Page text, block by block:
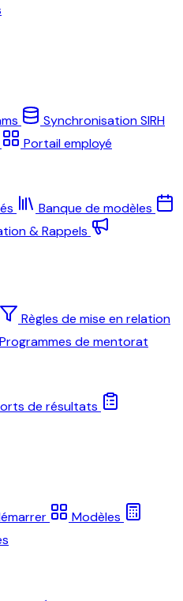
Synchronisation SIRH
Portail employé
Banque de modèles
& Rappels
Règles de mise en relation
Programmes de mentorat
de résultats
Modèles